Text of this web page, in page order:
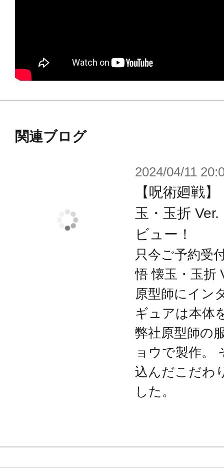
関連ブログ
2024/04/11
【呪術廻戦
玉・玉折
ビュー！
只今ご予約受
悟 懐玉・玉折
原型師にイン
ギュアは本体
弊社原型師の
ョウで製作。
込んだこだわ
した。